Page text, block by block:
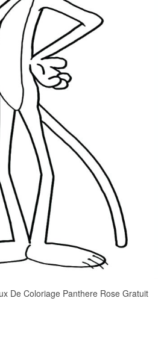
De Coloriage Panthere Rose Gratuit